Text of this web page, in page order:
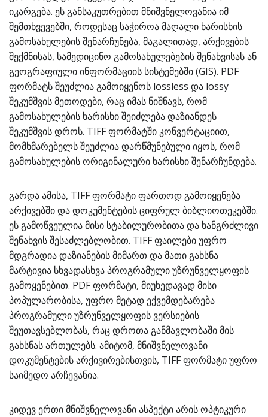
იკარგება. ეს განსაკუთრებით მნიშვნელოვანია იმ
შემთხვევებში, როდესაც საჭიროა მაღალი ხარისხის
გამოსახულების შენარჩუნება, მაგალითად, არქივების
შექმნისას, სამედიცინო გამოსახულებების შენახვისას ან
გეოგრაფიული ინფორმაციის სისტემებში (GIS). PDF
ფორმატს შეუძლია გამოიყენოს lossless და lossy
შეკუმშვის მეთოდები, რაც იმას ნიშნავს, რომ
გამოსახულების ხარისხი შეიძლება დაზიანდეს
შეკუმშვის დროს. TIFF ფორმატში კონვერტაციით,
მომხმარებელს შეუძლია დარწმუნებული იყოს, რომ
გამოსახულების ორიგინალური ხარისხი შენარჩუნდება.
გარდა ამისა, TIFF ფორმატი ფართოდ გამოიყენება
არქივებში და დოკუმენტების ციფრულ ბიბლიოთეკებში.
ეს გამოწვეულია მისი სტაბილურობითა და ხანგრძლივი
შენახვის შესაძლებლობით. TIFF ფაილები უფრო
მდგრადია დაზიანების მიმართ და მათი გახსნა
მარტივია სხვადასხვა პროგრამული უზრუნველყოფის
გამოყენებით. PDF ფორმატი, მიუხედავად მისი
პოპულარობისა, უფრო მეტად ექვემდებარება
პროგრამული უზრუნველყოფის ვერსიების
შეუთავსებლობას, რაც დროთა განმავლობაში მის
გახსნას ართულებს. ამიტომ, მნიშვნელოვანი
დოკუმენტების არქივირებისთვის, TIFF ფორმატი უფრო
საიმედო არჩევანია.
კიდევ ერთი მნიშვნელოვანი ასპექტი არის ოპტიკური